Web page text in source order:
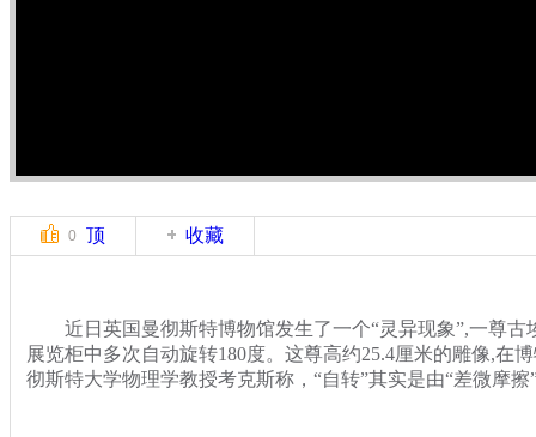
0 顶 收藏
近日英国曼彻斯特博物馆发生了一个“灵异现象”,一尊古
展览柜中多次自动旋转180度。这尊高约25.4厘米的雕像,在
彻斯特大学物理学教授考克斯称，“自转”其实是由“差微摩